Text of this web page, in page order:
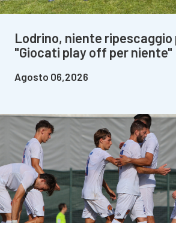
Lodrino, niente ripescaggio
"Giocati play off per niente"
Agosto 06,2026